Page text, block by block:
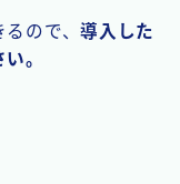
るので、導入した
。